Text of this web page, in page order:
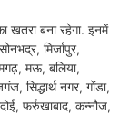
खतरा बना रहेगा. इनमें
मिर्जापुर,
मऊ, बलिया,
सिद्धार्थ नगर, गोंडा,
फर्रुखाबाद, कन्नौज,